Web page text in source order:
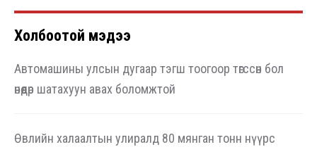
Холбоотой мэдээ
Автомашины улсын дугаар тэгш тоогоор төгссөн бол
өнөөдөр шатахуун авах боломжтой
Өвлийн халаалтын улиралд 80 мянган тонн нүүрс